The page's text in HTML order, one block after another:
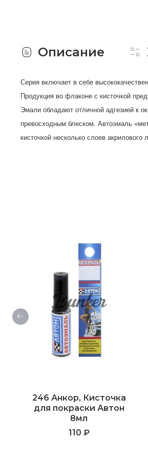
Описание
Серия включает в себе
Продукция во флаконе с кисточкой
Эмали обладают отличной адгезией к
превосходным блеском. Автоэмаль
кисточкой несколько слоев акрилового
246 Анкор, Кисточка
для покраски Автон
8мл
110 ₽